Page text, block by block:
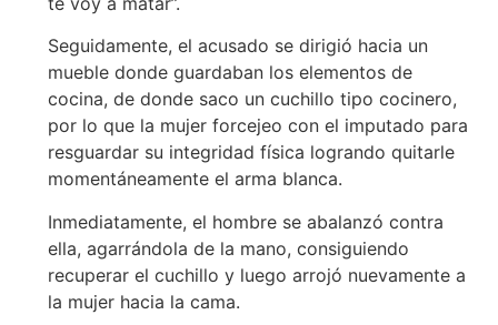
Seguidamente, el acusado se dirigió hacia un
mueble donde guardaban los elementos de
cocina, de donde saco un cuchillo tipo cocinero,
por lo que la mujer forcejeo con el imputado para
resguardar su integridad física logrando quitarle
momentáneamente el arma blanca.
Inmediatamente, el hombre se abalanzó contra
ella, agarrándola de la mano, consiguiendo
recuperar el cuchillo y luego arrojó nuevamente a
la mujer hacia la cama.